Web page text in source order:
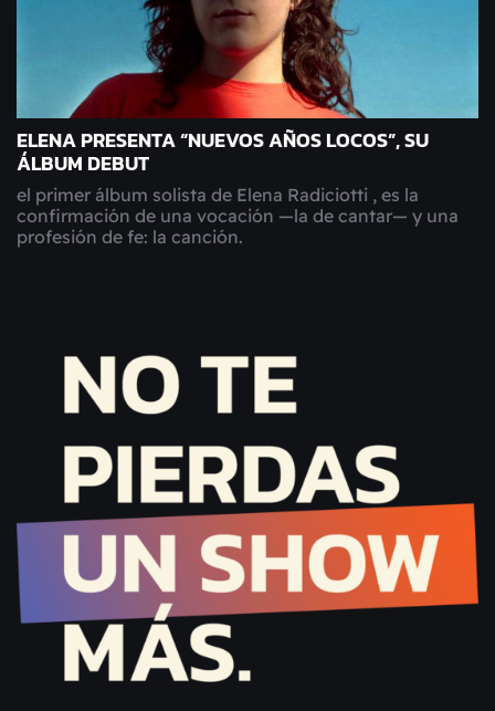
ELENA PRESENTA “NUEVOS AÑOS LOCOS”, SU
ÁLBUM DEBUT
el primer álbum solista de Elena Radiciotti , es la
confirmación de una vocación —la de cantar— y una
profesión de fe: la canción.